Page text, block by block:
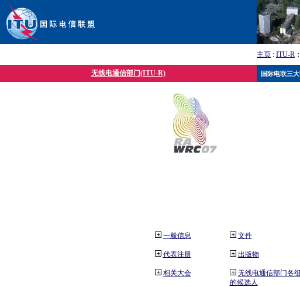
主页 : ITU-R
无线电通信部门(ITU-R)
一般信息
代表注册
相关大会
文件
出版物
无线电通信部门各
的候选人
国际电联三大